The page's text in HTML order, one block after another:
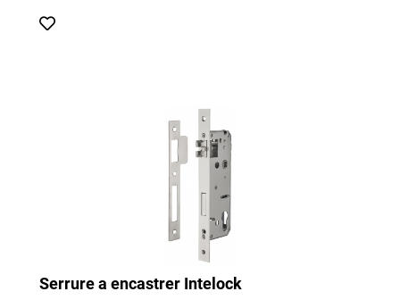
Serrure a encastrer Intelock